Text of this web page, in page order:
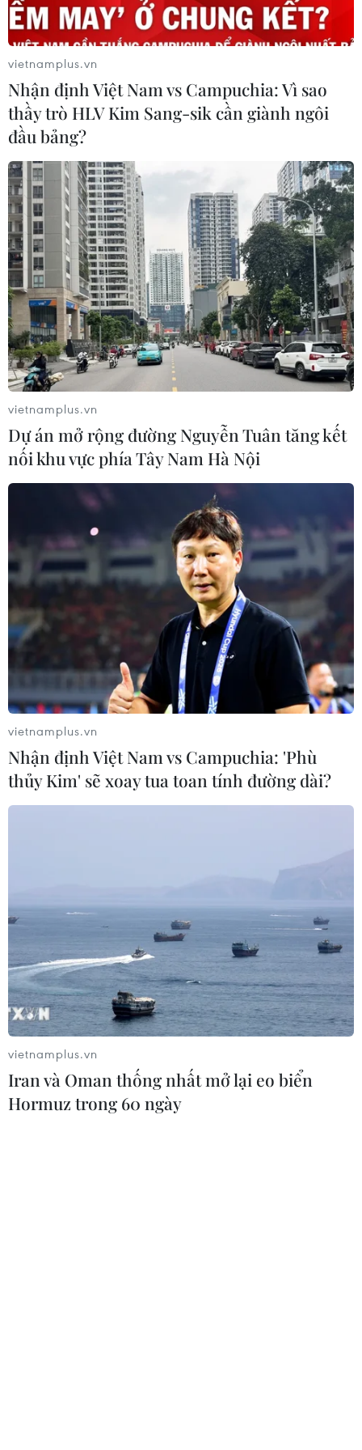
Cá chết hàng loạt trên sông Salung, người
dân Quảng Trị lại hoang mang
07/09/2016 12:29
Chỉ trong 2 ngày 6-7/9, hàng tấn cá chết đã nổi trắng
dọc bờ sông Salung, huyện Vĩnh Linh, tỉnh Quảng Trị,
khiến người nhân sống ven sông vô cùng hoang mang.
Nước biển ở Vịnh Nghi Sơn đổi màu, cá
nuôi lồng chết hàng loạt
09/09/2016 08:47
Tính đến ngày 9/9, tại xã đảo Nghi Sơn, huyện Tĩnh
Gia, tỉnh Thanh Hóa, 21 hộ nuôi cá lồng trong vịnh Nghi
Sơn có cá bị chết với số lượng gần 50 tấn.
vietnamplus.vn
Nhận định Việt Nam vs Campuchia: Vì sao
thầy trò HLV Kim Sang-sik cần giành ngôi
đầu bảng?
vietnamplus.vn
Dự án mở rộng đường Nguyễn Tuân tăng kết
nối khu vực phía Tây Nam Hà Nội
vietnamplus.vn
Nhận định Việt Nam vs Campuchia: 'Phù
thủy Kim' sẽ xoay tua toan tính đường dài?
vietnamplus.vn
Iran và Oman thống nhất mở lại eo biển
Hormuz trong 60 ngày